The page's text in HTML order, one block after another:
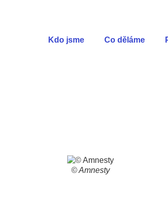
Kdo jsme Co děláme
© Amnesty